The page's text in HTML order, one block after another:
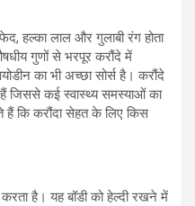
हल्का लाल और गुलाबी रंग होता
गुणों से भरपूर करौंदे में
का भी अच्छा सोर्स है। करौंदे
जिससे कई स्वास्थ्य समस्याओं का
कि करौंदा सेहत के लिए किस
है। यह बॉडी को हेल्दी रखने में